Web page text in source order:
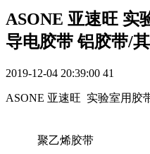
ASONE 亚速旺 实
导电胶带 铝胶带/
2019-12-04 20:39:00 41
ASONE 亚速旺 实验室用胶
聚乙烯胶带